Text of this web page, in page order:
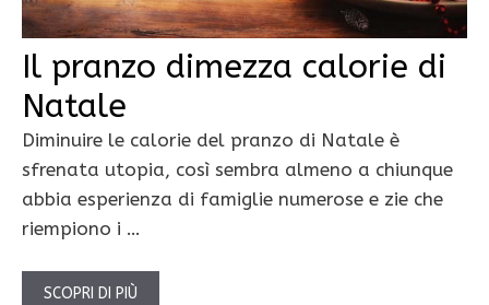
Il pranzo dimezza calorie di
Natale
Diminuire le calorie del pranzo di Natale è
sfrenata utopia, così sembra almeno a chiunque
abbia esperienza di famiglie numerose e zie che
riempiono i …
SCOPRI DI PIÙ